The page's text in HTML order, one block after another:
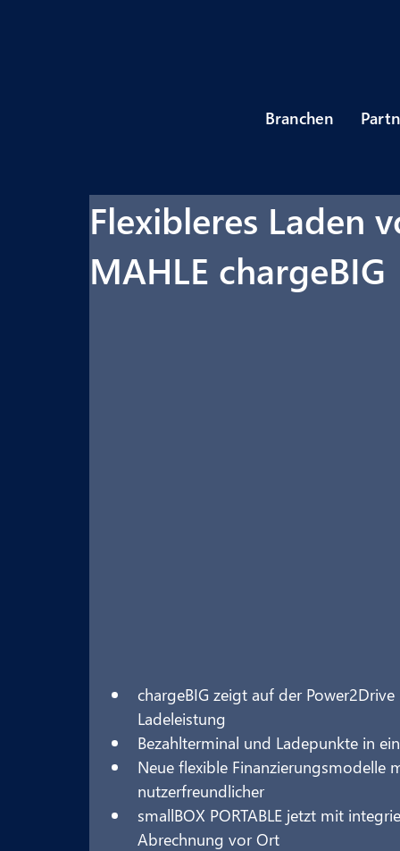
Branchen
Flexibleres Laden
MAHLE chargeBIG
chargeBIG zeigt auf der
Ladeleistung
Bezahlterminal und Ladepunkte in
Neue flexible
nutzerfreundlicher
smallBOX PORTABLE jetzt mit
Abrechnung vor Ort